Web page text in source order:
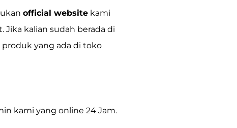
official website kami
Jika kalian sudah berada di
yang ada di toko
kami yang online 24 Jam.